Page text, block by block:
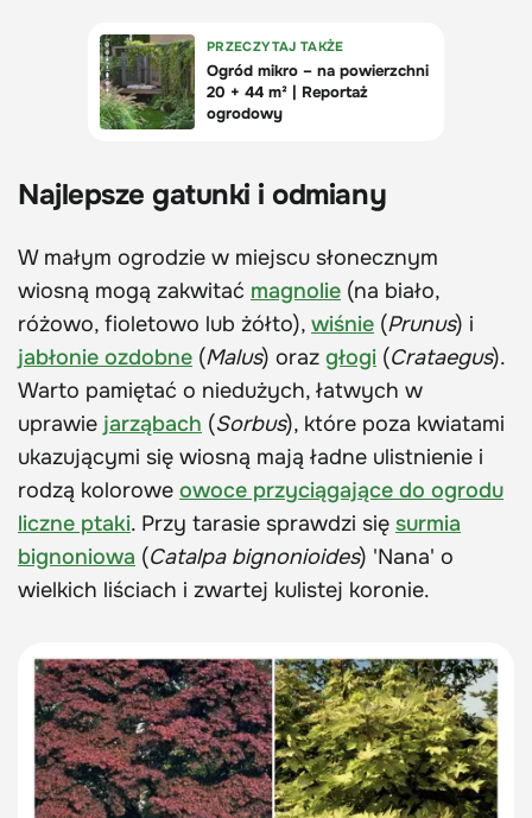
Najlepsze gatunki i odmiany
W małym ogrodzie w miejscu słonecznym
wiosną mogą zakwitać magnolie (na biało,
różowo, fioletowo lub żółto), wiśnie (Prunus) i
jabłonie ozdobne (Malus) oraz głogi (Crataegus).
Warto pamiętać o niedużych, łatwych w
uprawie jarząbach (Sorbus), które poza kwiatami
ukazującymi się wiosną mają ładne ulistnienie i
rodzą kolorowe owoce przyciągające do ogrodu
liczne ptaki. Przy tarasie sprawdzi się surmia
bignoniowa (Catalpa bignonioides) 'Nana' o
wielkich liściach i zwartej kulistej koronie.